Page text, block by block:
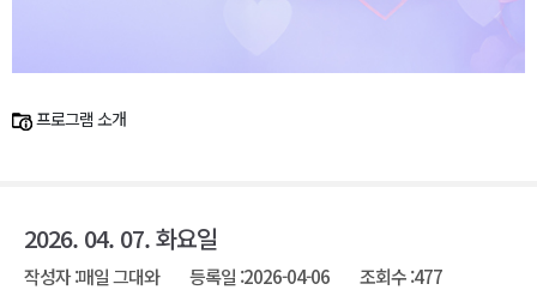
프로그램 소개
2026. 04. 07. 화요일
작성자 :매일 그대와 등록일 :2026-04-06 조회수 :477